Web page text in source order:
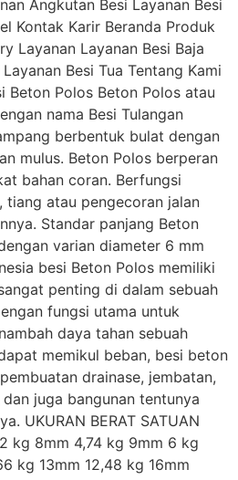
Angkutan Besi Layanan Besi
Kontak Karir Beranda Produk
Layanan Layanan Besi Baja
Besi Tua Tentang Kami
Beton Polos Beton Polos atau
nama Besi Tulangan
berbentuk bulat dengan
mulus. Beton Polos berperan
bahan coran. Berfungsi
tiang atau pengecoran jalan
Standar panjang Beton
varian diameter 6 mm
besi Beton Polos memiliki
penting di dalam sebuah
fungsi utama untuk
daya tahan sebuah
memikul beban, besi beton
drainase, jembatan,
juga bangunan tentunya
UKURAN BERAT SATUAN
kg 8mm 4,74 kg 9mm 6 kg
kg 13mm 12,48 kg 16mm